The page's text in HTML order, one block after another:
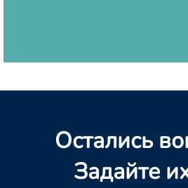
Остались
Задайте